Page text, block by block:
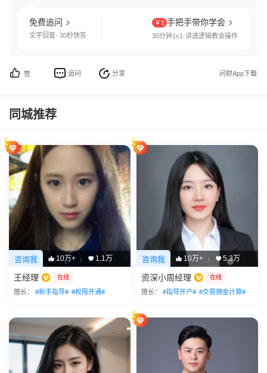
免费追问
文字回复· 30秒快答
￥1 手把手带你学会
30分钟1v1·讲透逻辑教会操作
赞 追问 分享 问财App下载
同城推荐
咨询我 10万+ | 1.1万
王经理 在线
擅长： #新手指导# #权限开通#
咨询我 10万+ | 5.3万
资深小周经理 在线
擅长： #指导开户# #交易佣金计算#